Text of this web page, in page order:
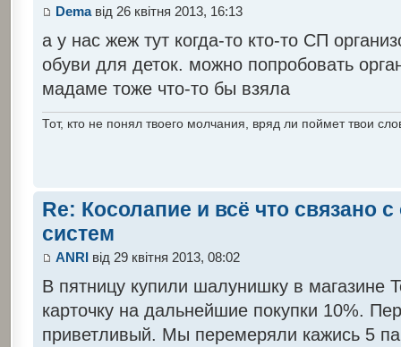
Demaвід 26 квітня 2013, 16:13
а у нас жеж тут когда-то кто-то СП
обуви для деток. можно попробовать
мадаме тоже что-то бы взяла
Тот, кто не понял твоего молчания, вряд ли поймет твои
Re: Косолапие и всё что связано
систем
ANRIвід 29 квітня 2013, 08:02
В пятницу купили шалунишку в магазине
карточку на дальнейшие покупки 10%.
приветливый. Мы перемеряли кажись 5